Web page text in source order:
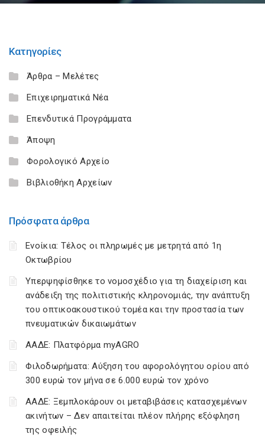
Κατηγορίες
Άρθρα – Μελέτες
Επιχειρηματικά Νέα
Επενδυτικά Προγράμματα
Άποψη
Φορολογικό Αρχείο
Βιβλιοθήκη Αρχείων
Πρόσφατα άρθρα
Ενοίκια: Τέλος οι πληρωμές με μετρητά από 1η
Οκτωβρίου
Υπερψηφίσθηκε το νομοσχέδιο για τη διαχείριση και
ανάδειξη της πολιτιστικής κληρονομιάς, την ανάπτυξη
του οπτικοακουστικού τομέα και την προστασία των
πνευματικών δικαιωμάτων
ΑΑΔΕ: Πλατφόρμα myAGRO
Φιλοδωρήματα: Αύξηση του αφορολόγητου ορίου από
300 ευρώ τον μήνα σε 6.000 ευρώ τον χρόνο
ΑΑΔΕ: Ξεμπλοκάρουν οι μεταβιβάσεις κατασχεμένων
ακινήτων – Δεν απαιτείται πλέον πλήρης εξόφληση
της οφειλής